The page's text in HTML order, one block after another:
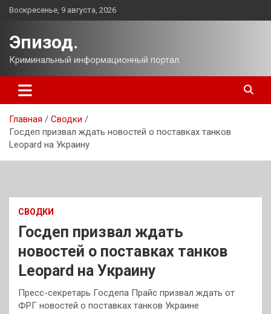
Перейти
Воскресенье, 9 августа, 2026
Эпизод.
Криминальный информационный портал.
Главная
Сводки
Госдеп призвал ждать новостей о поставках танков
Leopard на Украину
СВОДКИ
Госдеп призвал ждать
новостей о поставках танков
Leopard на Украину
Пресс-секретарь Госдепа Прайс призвал ждать от
ФРГ новостей о поставках танков Украине